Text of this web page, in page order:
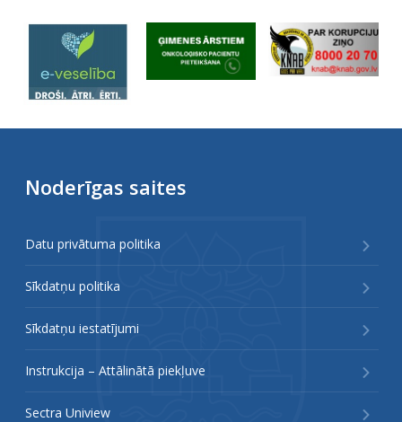
Noderīgas saites
Datu privātuma politika
Sīkdatņu politika
Sīkdatņu iestatījumi
Instrukcija – Attālinātā piekļuve
Sectra Uniview